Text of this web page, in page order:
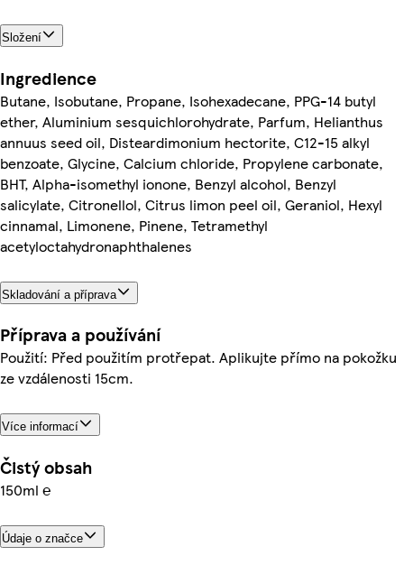
Složení
Ingredience
Butane, Isobutane, Propane, Isohexadecane, PPG-14 butyl
ether, Aluminium sesquichlorohydrate, Parfum, Helianthus
annuus seed oil, Disteardimonium hectorite, C12-15 alkyl
benzoate, Glycine, Calcium chloride, Propylene carbonate,
BHT, Alpha-isomethyl ionone, Benzyl alcohol, Benzyl
salicylate, Citronellol, Citrus limon peel oil, Geraniol, Hexyl
cinnamal, Limonene, Pinene, Tetramethyl
acetyloctahydronaphthalenes
Skladování a příprava
Příprava a používání
Použití: Před použitím protřepat. Aplikujte přímo na pokožku
ze vzdálenosti 15cm.
Více informací
Čistý obsah
150ml ℮
Údaje o značce